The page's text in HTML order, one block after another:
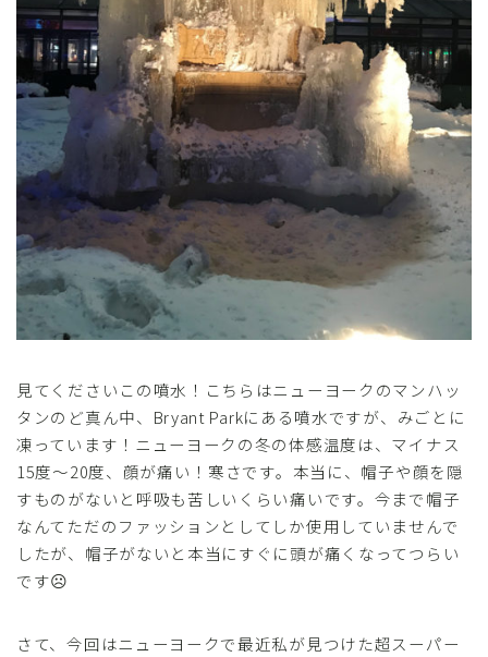
見てくださいこの噴水！こちらはニューヨークのマンハッ
タンのど真ん中、Bryant Parkにある噴水ですが、みごとに
凍っています！ニューヨークの冬の体感温度は、マイナス
15度～20度、顔が痛い！寒さです。本当に、帽子や顔を隠
すものがないと呼吸も苦しいくらい痛いです。今まで帽子
なんてただのファッションとしてしか使用していませんで
したが、帽子がないと本当にすぐに頭が痛くなってつらい
です☹
さて、今回はニューヨークで最近私が見つけた超スーパー